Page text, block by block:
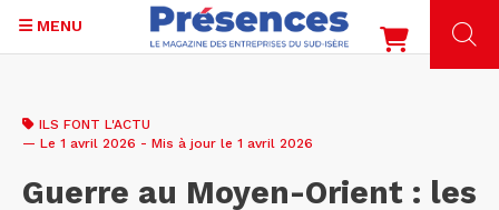
contenu
MENU
ILS FONT L'ACTU
— Le 1 avril 2026 - Mis à jour le 1 avril 2026
Guerre au Moyen-Orient : les